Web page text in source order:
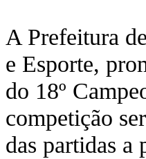
A Prefeitura
e Esporte,
do 18º
competição
das partidas